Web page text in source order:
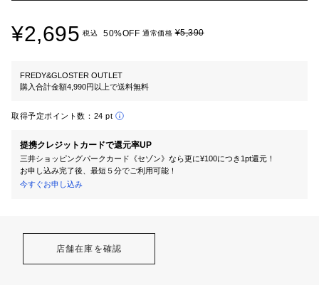
¥2,695 税込 50%OFF 通常価格¥5,390
FREDY&GLOSTER OUTLET
購入合計金額4,990円以上で送料無料
取得予定ポイント数： 24 pt
提携クレジットカードで還元率UP
三井ショッピングパークカード《セゾン》なら更に¥100につき1pt還元！
お申し込み完了後、最短５分でご利用可能！
今すぐお申し込み
店舗在庫を確認